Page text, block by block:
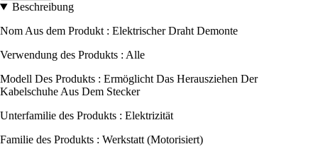
Beschreibung
Nom Aus dem Produkt : Elektrischer Draht Demonte
Verwendung des Produkts : Alle
Modell Des Produkts : Ermöglicht Das Herausziehen Der
Kabelschuhe Aus Dem Stecker
Unterfamilie des Produkts : Elektrizität
Familie des Produkts : Werkstatt (Motorisiert)